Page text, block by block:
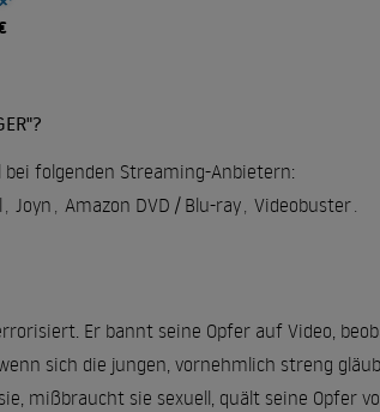
folgenden Streaming-Anbietern:
, Joyn , Amazon DVD / Blu-ray, Videobuster.
Er bannt seine Opfer auf Video,
sich die jungen, vornehmlich streng
mißbraucht sie sexuell, quält seine Opfer